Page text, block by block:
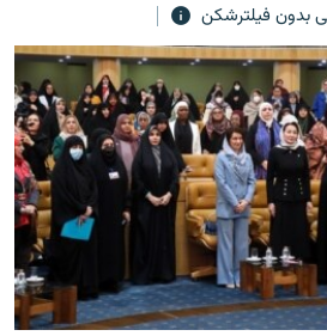
بدون فیلترشکن